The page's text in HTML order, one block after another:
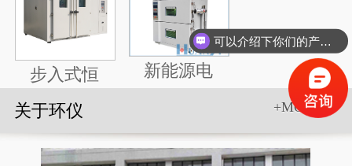
步入式恒 新能源电
+MORE>>
关于环仪
可以介绍下你们的产品么